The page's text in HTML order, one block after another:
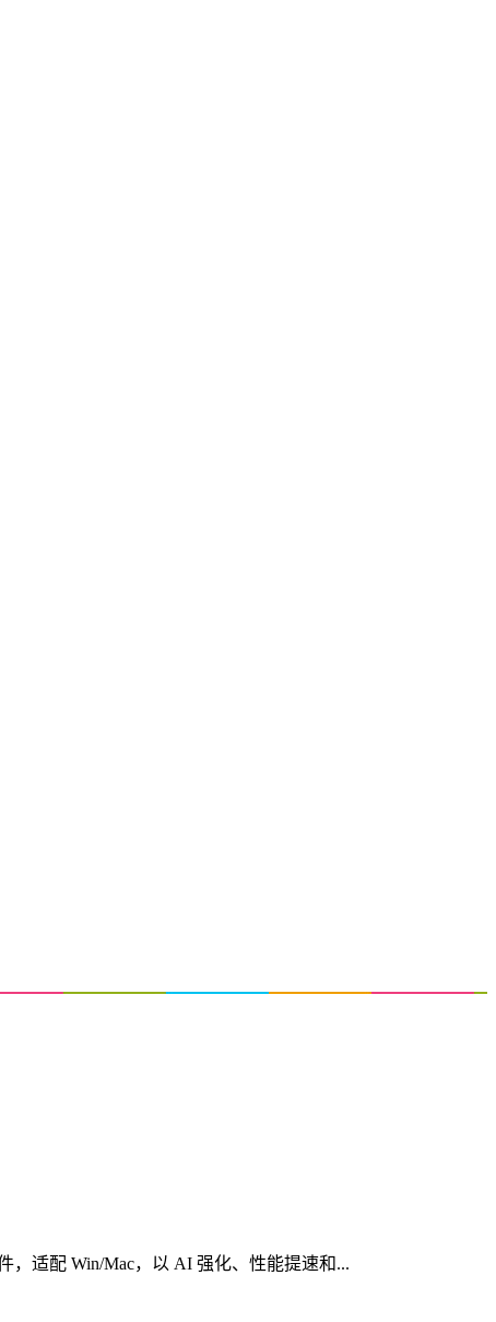
，适配 Win/Mac，以 AI 强化、性能提速和...